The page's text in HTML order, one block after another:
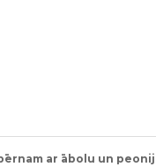
ar ābolu un